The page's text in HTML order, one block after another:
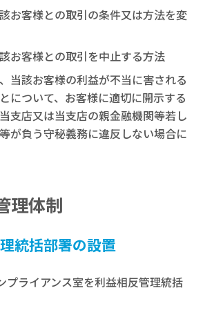
お客様との取引の条件又は方法を変
お客様との取引を中止する方法
当該お客様の利益が不当に害される
について、お客様に適切に開示する
支店又は当支店の親金融機関等若し
が負う守秘義務に違反しない場合に
理体制
統括部署の設置
プライアンス室を利益相反管理統括